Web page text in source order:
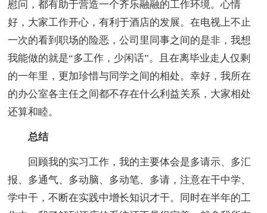
慰问，都有助于营造一个齐乐融融的工作环境。心情
好，大家工作开心，有利于酒店的发展。在电视上不止
一次的看到职场的险恶，公司里同事之间的是非，我想
我能做的就是“多工作，少闲话”。且在离毕业走人仅剩
的一年里，更加珍惜与同学之间的相处。幸好，我所在
的办公室各主任之间都不存在什么利益关系，大家相处
还算和睦。
总结
回顾我的实习工作，我的主要体会是多请示、多汇
报、多通气、多动脑、多动笔、多请，注意在干中学、
学中干，不断在实践中增长知识才干。同时在半年的工